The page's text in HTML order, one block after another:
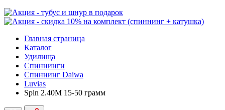
Главная страница
Каталог
Удилища
Спиннинги
Спиннинг Daiwa
Luvias
Spin 2.40M 15-50 грамм